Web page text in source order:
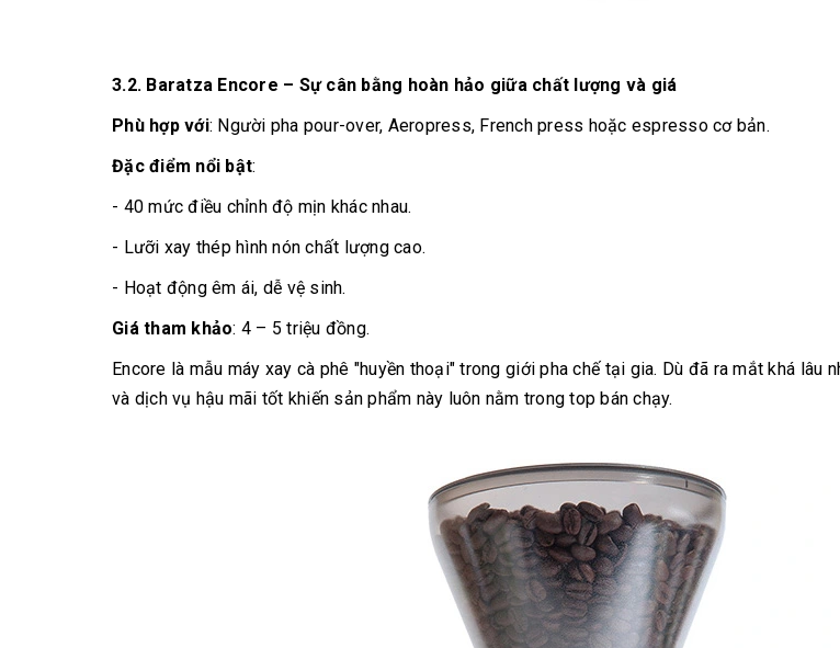
3.2. Baratza Encore – Sự cân bằng hoàn hảo giữa chất lượng và giá
Phù hợp với: Người pha pour-over, Aeropress, French press hoặc espresso cơ bản.
Đặc điểm nổi bật:
- 40 mức điều chỉnh độ mịn khác nhau.
- Lưỡi xay thép hình nón chất lượng cao.
- Hoạt động êm ái, dễ vệ sinh.
Giá tham khảo: 4 – 5 triệu đồng.
Encore là mẫu máy xay cà phê "huyền thoại" trong giới pha chế tại gia. Dù đã ra mắt khá lâu
và dịch vụ hậu mãi tốt khiến sản phẩm này luôn nằm trong top bán chạy.